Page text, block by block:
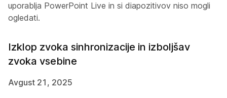
uporablja PowerPoint Live in si diapozitivov niso mogli
ogledati.
Izklop zvoka sinhronizacije in izboljšav
zvoka vsebine
Avgust 21, 2025